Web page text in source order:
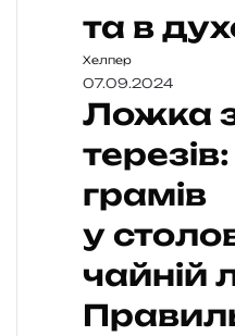
та в
Хелпер
07.09.2024
Ложка
грамів
у
чайній